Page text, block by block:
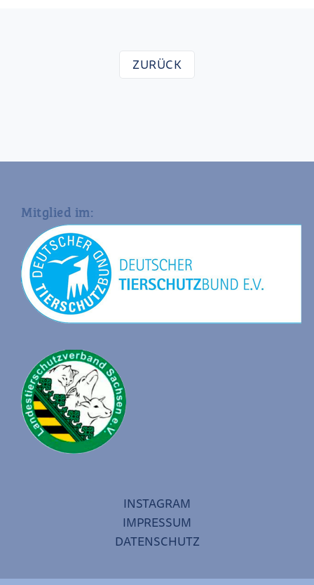
ZURÜCK
Mitglied im:
INSTAGRAM
IMPRESSUM
DATENSCHUTZ